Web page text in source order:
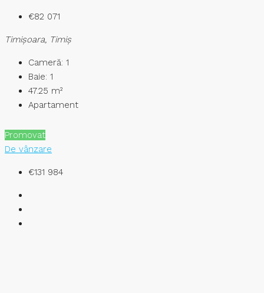
€82 071
Timişoara, Timiș
Cameră: 1
Baie: 1
47.25 m²
Apartament
Promovat
De vânzare
€131 984